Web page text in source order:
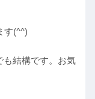
す(^^)
も結構です。お気